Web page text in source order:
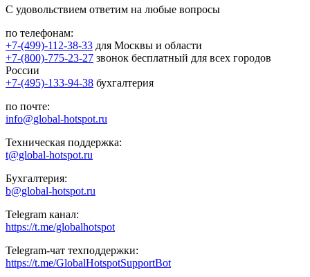
С удовольствием ответим на любые вопросы
по телефонам:
+7-(499)-112-38-33 для Москвы и области
+7-(800)-775-23-27 звонок бесплатный для всех городов
России
+7-(495)-133-94-38 бухгалтерия
по почте:
info@global-hotspot.ru
Техническая поддержка:
t@global-hotspot.ru
Бухгалтерия:
b@global-hotspot.ru
Telegram канал:
https://t.me/globalhotspot
Telegram-чат техподдержки:
https://t.me/GlobalHotspotSupportBot